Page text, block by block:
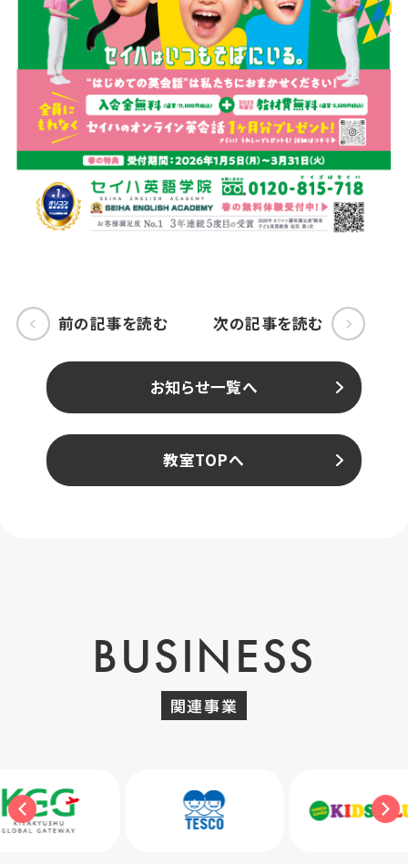
前の記事を読む 次の記事を読む
お知らせ一覧へ
教室TOPへ
BUSINESS
関連事業